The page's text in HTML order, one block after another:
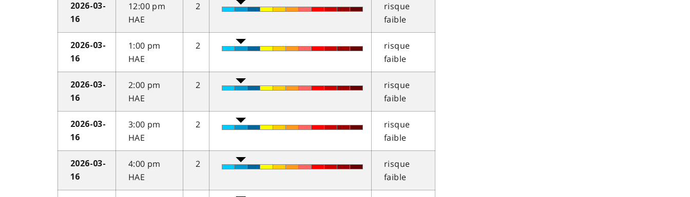
2026-03-
16
12:00 pm
HAE
2
risque
faible
2026-03-
16
1:00 pm
HAE
2
risque
faible
2026-03-
16
2:00 pm
HAE
2
risque
faible
2026-03-
16
3:00 pm
HAE
2
risque
faible
2026-03-
16
4:00 pm
HAE
2
risque
faible